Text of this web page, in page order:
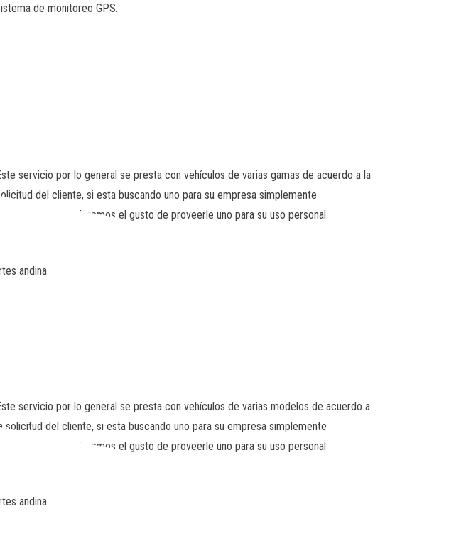
de monitoreo GPS.
servicio por lo general se presta con vehículos de varias gamas de acuerdo a la
del cliente, si esta buscando uno para su empresa simplemente
contáctenos y tenderemos el gusto de proveerle uno para su uso personal
servicio por lo general se presta con vehículos de varias modelos de acuerdo a
solicitud del cliente, si esta buscando uno para su empresa simplemente
contáctenos y tenderemos el gusto de proveerle uno para su uso personal